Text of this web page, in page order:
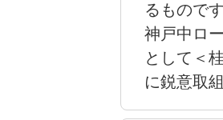
るもので
神戸中ロ
として＜
に鋭意取